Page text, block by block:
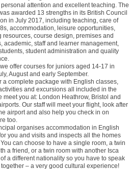
attention and excellent teaching. The
awarded 13 strengths in its British Council
in July 2017, including teaching, care of
accommodation, leisure opportunities,
resources, course design, premises and
academic, staff and learner management,
student administration and quality
offer courses for juniors aged 14-17 in
August and early September.
a complete package with English classes,
and excursions all included in the
meet you at: London Heathrow, Bristol and
Our staff will meet your flight, look after
airport and also help you check in on
too.
organises accommodation in English
you and visits and inspects all the homes
can choose to have a single room, a twin
a friend, or a twin room with another Isca
a different nationality so you have to speak
together – a very good cultural experience!